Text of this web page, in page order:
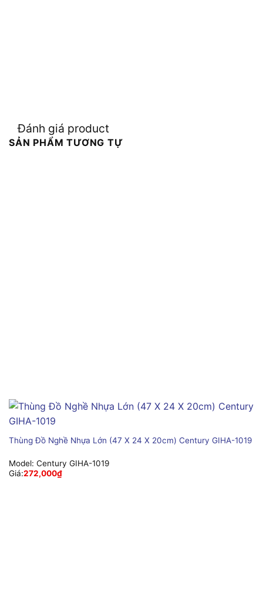
Đánh giá product
SẢN PHẨM TƯƠNG TỰ
Thùng Đồ Nghề Nhựa Lớn (47 X 24 X 20cm) Century GIHA-1019
Model: Century GIHA-1019
Giá:272,000₫